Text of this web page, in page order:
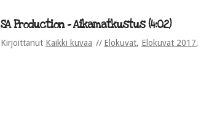
SA Production – Aikamatkustus (4:02)
Kirjoittanut Kaikki kuvaa Elokuvat, Elokuvat 2017,